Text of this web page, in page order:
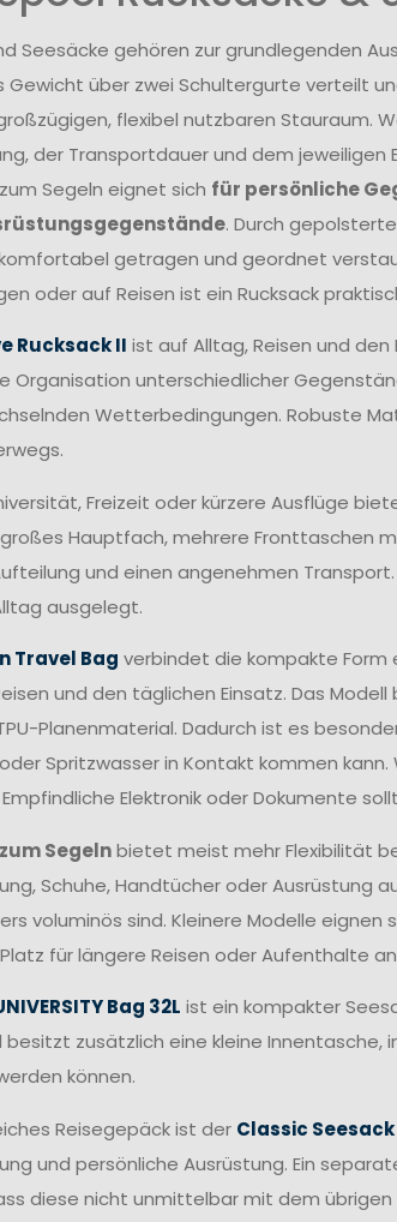
Seesäcke gehören zur grundlegenden
Gewicht über zwei Schultergurte verteilt
flexibel nutzbaren Stauraum.
der Transportdauer und dem jeweiligen
Segeln eignet sich für persönliche
. Durch
getragen und geordnet
oder auf Reisen ist ein Rucksack
Rucksack II ist auf Alltag, Reisen und
Organisation unterschiedlicher
Wetterbedingungen. Robuste
Freizeit oder kürzere Ausflüge
großes Hauptfach, mehrere Fronttaschen
und einen angenehmen
ausgelegt.
Travel Bag verbindet die kompakte Form
und den täglichen Einsatz. Das
Planenmaterial. Dadurch ist es
Spritzwasser in Kontakt kommen
Elektronik oder Dokumente
Segelnbietet meist mehr Flexibilität
Schuhe, Handtücher oder Ausrüstung
voluminös sind. Kleinere Modelle
für längere Reisen oder Aufenthalte
Bag 32L ist ein kompakter
besitzt zusätzlich eine kleine
können.
Reisegepäck ist der Classic Seesack
und persönliche Ausrüstung. Ein
diese nicht unmittelbar mit dem